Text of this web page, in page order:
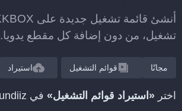
تشغيل، من دون إضافة كل مقطع يدويا.
مجانًا قوائم التشغيل استيراد
اختر «استيراد قوائم التشغيل» في Soundiiz